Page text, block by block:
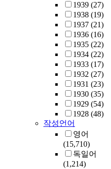
1939 (27)
1938 (19)
1937 (21)
1936 (16)
1935 (22)
1934 (22)
1933 (17)
1932 (27)
1931 (23)
1930 (35)
1929 (54)
1928 (48)
작성언어
영어
(15,710)
독일어
(1,214)